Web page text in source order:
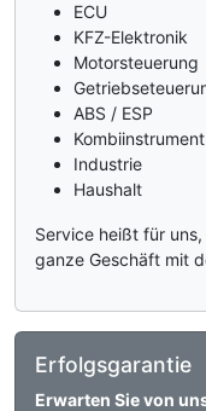
ECU
KFZ-Elektronik
Motorsteuerung
ABS / ESP
Kombiinstrument
Industrie
Haushalt
Service heißt für
ganze Geschäft mit
Erfolgsgarantie
Erwarten Sie von